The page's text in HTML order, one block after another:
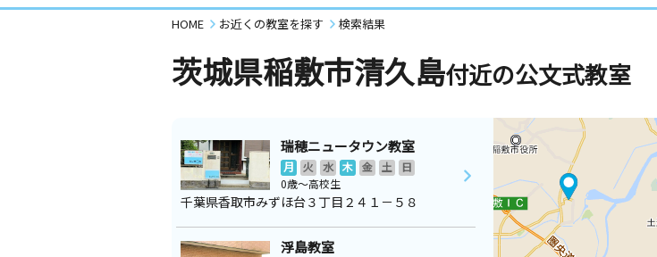
HOME お近くの教室を探す 検索結果
茨城県稲敷市清久島付近の公文式教室
瑞穂ニュータウン教室
月 火 水 木 金 土
日
0歳～高校生
千葉県香取市みずほ台３丁目２４１－５８
浮島教室